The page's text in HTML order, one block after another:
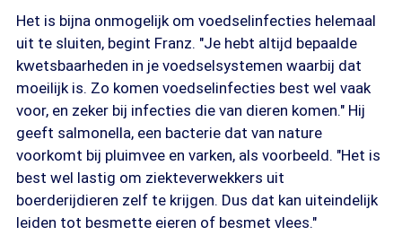
Het is bijna onmogelijk om voedselinfecties helemaal
uit te sluiten, begint Franz. "Je hebt altijd bepaalde
kwetsbaarheden in je voedselsystemen waarbij dat
moeilijk is. Zo komen voedselinfecties best wel vaak
voor, en zeker bij infecties die van dieren komen." Hij
geeft salmonella, een bacterie dat van nature
voorkomt bij pluimvee en varken, als voorbeeld. "Het is
best wel lastig om ziekteverwekkers uit
boerderijdieren zelf te krijgen. Dus dat kan uiteindelijk
leiden tot besmette eieren of besmet vlees."